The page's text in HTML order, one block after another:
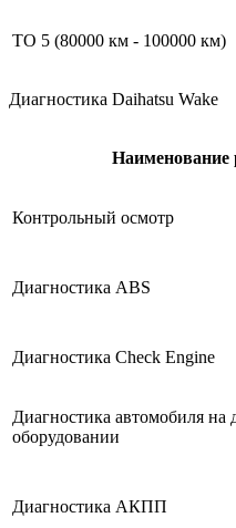
ТО 5 (80000 км - 100000 км)
Диагностика Daihatsu Wake
Наименование
Контрольный осмотр
Диагностика ABS
Диагностика Check Engine
Диагностика автомобиля на
оборудовании
Диагностика АКПП